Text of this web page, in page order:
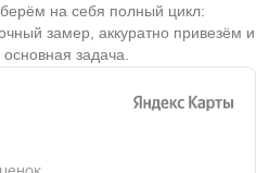
на себя полный цикл:
замер, аккуратно привезём и
задача.